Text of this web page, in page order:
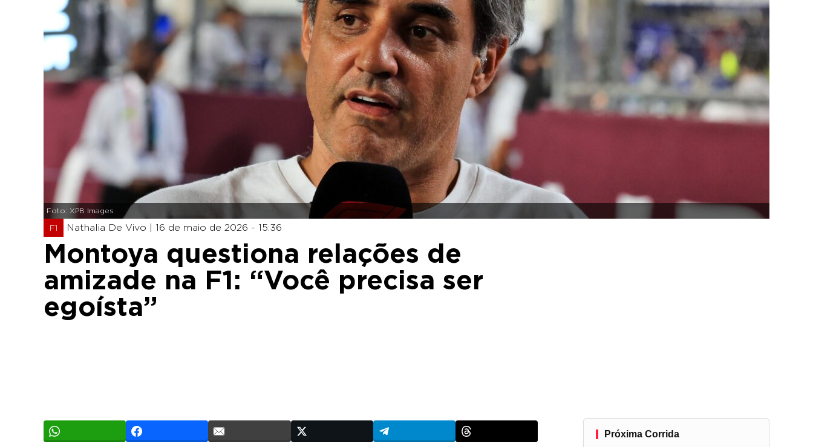
Foto: XPB Images
F1 Nathalia De Vivo | 16 de maio de 2026 - 15:36
Montoya questiona relações de
amizade na F1: “Você precisa ser
egoísta”
Próxima Corrida